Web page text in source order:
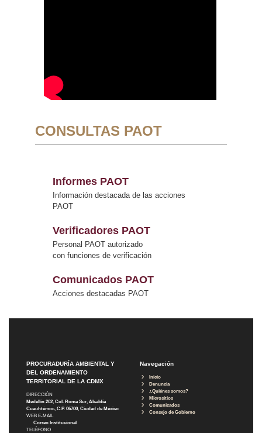
CONSULTAS PAOT
Informes PAOT
Información destacada de las acciones
PAOT
Verificadores PAOT
Personal PAOT autorizado
con funciones de verificación
Comunicados PAOT
Acciones destacadas PAOT
PROCURADURÍA AMBIENTAL Y
DEL ORDENAMIENTO
TERRITORIAL DE LA CDMX
DIRECCIÓN
Medellín 202, Col. Roma Sur, Alcaldía
Cuauhtémoc, C.P. 06700, Ciudad de México
WEB E-MAIL
Correo Institucional
TELÉFONO
Navegación
Inicio
Denuncia
¿Quiénes somos?
Micrositios
Comunicados
Consejo de Gobierno